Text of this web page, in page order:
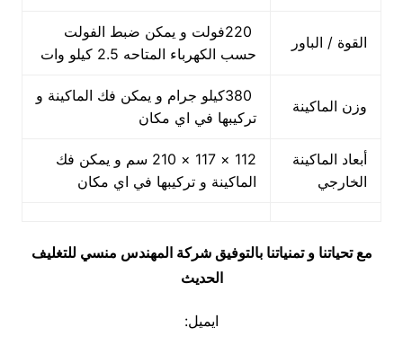
القوة / الباور
220فولت و يمكن ضبط الفولت
حسب الكهرباء المتاحه 2.5 كيلو وات
وزن الماكينة
380كيلو جرام و يمكن فك الماكينة و
تركيبها في اي مكان
أبعاد الماكينة
الخارجي
112 × 117 × 210 سم و يمكن فك
الماكينة و تركيبها في اي مكان
مع تحياتنا و تمنياتنا بالتوفيق شركة المهندس منسي للتغليف
الحديث
ايميل: